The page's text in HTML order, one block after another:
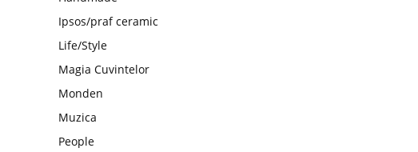
Ipsos/praf ceramic
Life/Style
Magia Cuvintelor
Monden
Muzica
People